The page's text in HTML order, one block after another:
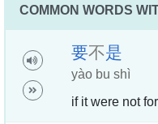
COMMON WORDS
要不是
yào bu shì
if it were not